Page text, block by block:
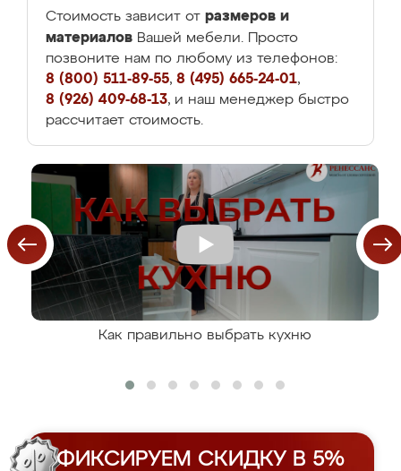
Стоимость зависит от размеров и
материалов Вашей мебели. Просто
позвоните нам по любому из телефонов:
8 (800) 511-89-55, 8 (495) 665-24-01,
8 (926) 409-68-13, и наш менеджер быстро
рассчитает стоимость.
Как правильно выбрать кухню
ФИКСИРУЕМ СКИДКУ В 5%